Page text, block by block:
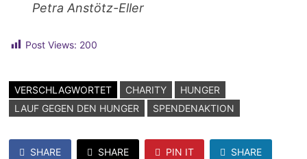
Petra Anstötz-Eller
Post Views: 200
VERSCHLAGWORTET CHARITY
HUNGER
LAUF GEGEN DEN HUNGER
SPENDENAKTION
SHARE SHARE PIN IT SHARE